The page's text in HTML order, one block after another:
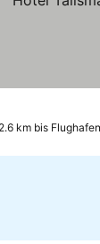
2.6 km bis